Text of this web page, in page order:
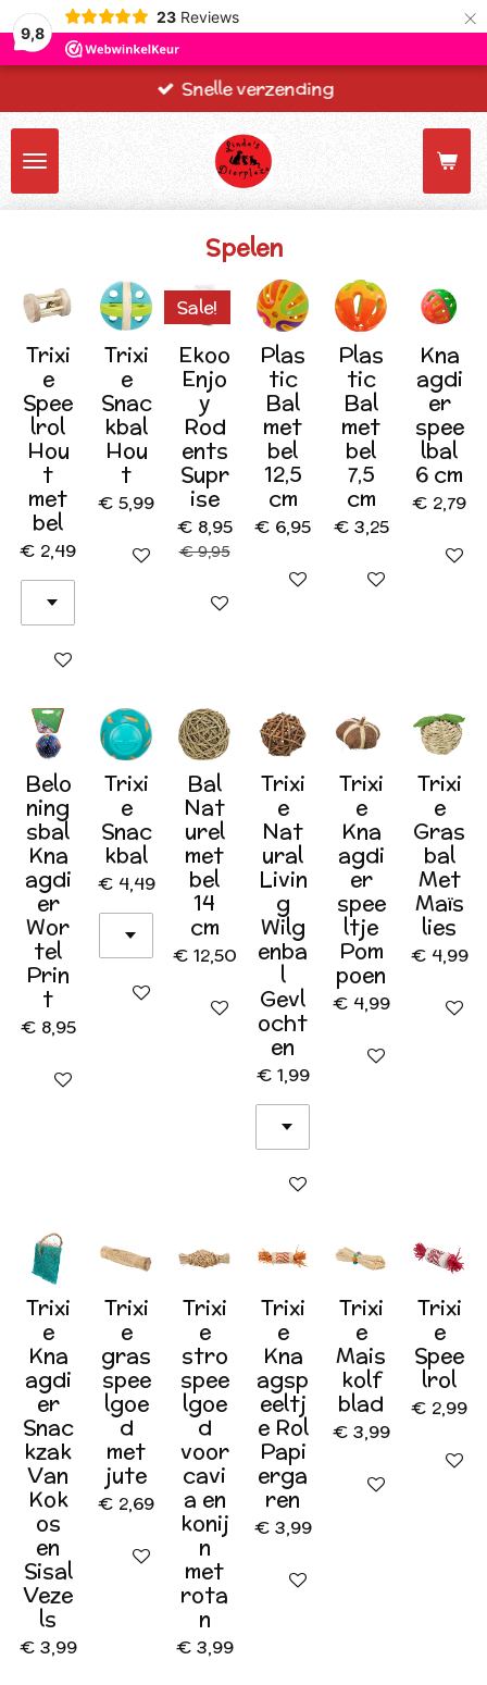
9,8
23 Reviews ×
Snelle verzending
Spelen
Trixi
e
Spee
lrol
Hou
t
met
bel
€ 2,49
In winkelwagen
Trixi
e
Snac
kbal
Hou
t
€ 5,99
In winkelwagen
Sale!
Ekoo
Enjo
y
Rod
ents
Supr
ise
€ 8,95
€ 9,95
In winkelwagen
Plas
tic
Bal
met
bel
12,5
cm
€ 6,95
In winkelwagen
Plas
tic
Bal
met
bel
7,5
cm
€ 3,25
In winkelwagen
Kna
agdi
er
spee
lbal
6 cm
€ 2,79
In
Belo
ning
sbal
Kna
agdi
er
Wor
tel
Prin
t
€ 8,95
In winkelwagen
Trixi
e
Snac
kbal
€ 4,49
In winkelwagen
Bal
Nat
urel
met
bel
14
cm
€ 12,50
In winkelwagen
Trixi
e
Nat
ural
Livin
g
Wilg
enba
l
Gevl
ocht
en
€ 1,99
In winkelwagen
Trixi
e
Kna
agdi
er
spee
ltje
Pom
poen
€ 4,99
In winkelwagen
Trixi
e
Gras
bal
Met
Maïs
lies
€ 4,99
In
Trixi
e
Kna
agdi
er
Snac
kzak
Van
Kok
os
en
Sisal
Veze
ls
€ 3,99
Trixi
e
gras
spee
lgoe
d
met
jute
€ 2,69
In winkelwagen
Trixi
e
stro
spee
lgoe
d
voor
cavi
a en
konij
n
met
rota
n
€ 3,99
Trixi
e
Kna
agsp
eeltj
e Rol
Papi
erga
ren
€ 3,99
In winkelwagen
Trixi
e
Mais
kolf
blad
€ 3,99
In winkelwagen
Trixi
e
Spee
lrol
€ 2,99
In